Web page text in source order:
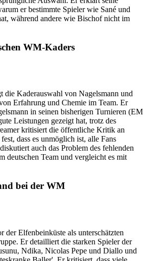
er bestimmte Spieler wie Sané und
während andere wie Bischof nicht im
WM-Kaders
die Kaderauswahl von Nagelsmann und
Erfahrung und Chemie im Team. Er
in seinen bisherigen Turnieren (EM
Leistungen gezeigt hat, trotz des
kritisiert die öffentliche Kritik an
dass es unmöglich ist, alle Fans
auch das Problem des fehlenden
deutschen Team und vergleicht es mit
bei der WM
der Elfenbeinküste als unterschätzten
Er detailliert die starken Spieler der
Ndika, Nicolas Pepe und Diallo und